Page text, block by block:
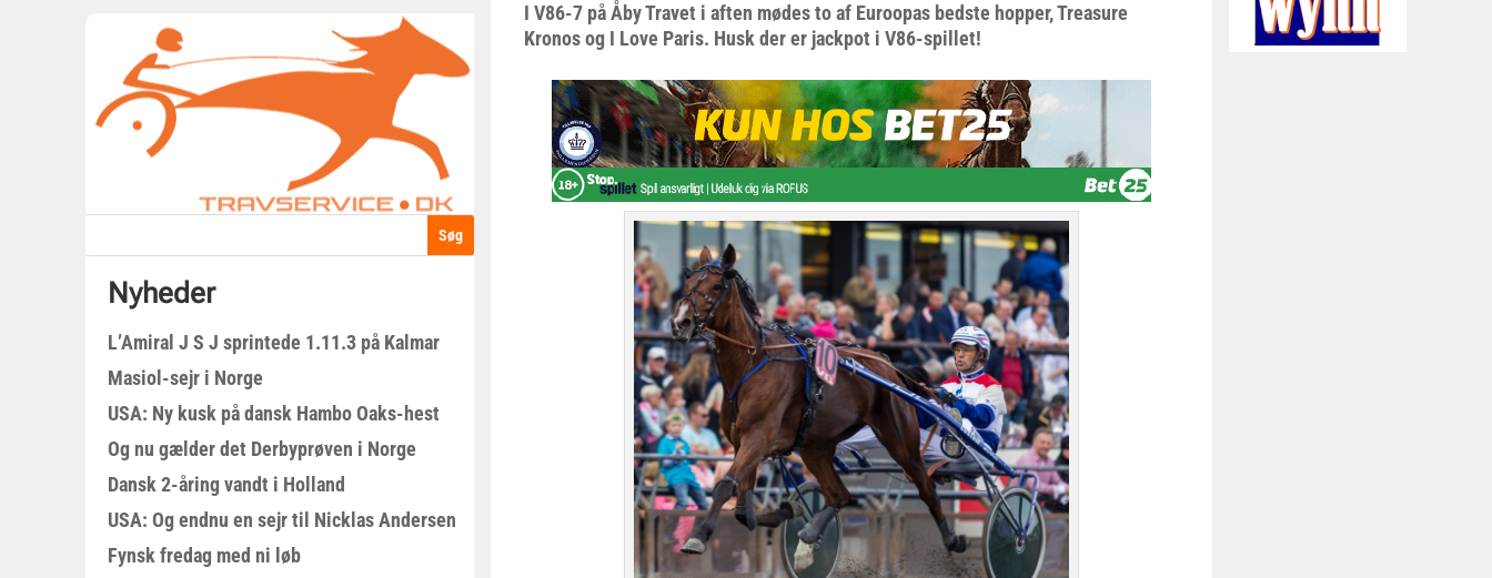
Nyheder
L’Amiral J S J sprintede 1.11.3 på Kalmar
Masiol-sejr i Norge
USA: Ny kusk på dansk Hambo Oaks-hest
Og nu gælder det Derbyprøven i Norge
Dansk 2-åring vandt i Holland
USA: Og endnu en sejr til Nicklas Andersen
Fynsk fredag med ni løb
I V86-7 på Åby Travet i aften mødes to af Euroopas bedste hopper, Treasure
Kronos og I Love Paris. Husk der er jackpot i V86-spillet!